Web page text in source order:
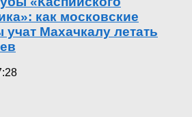
как московские
учат Махачкалу летать